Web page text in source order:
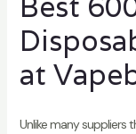
at
Unlike many suppliers